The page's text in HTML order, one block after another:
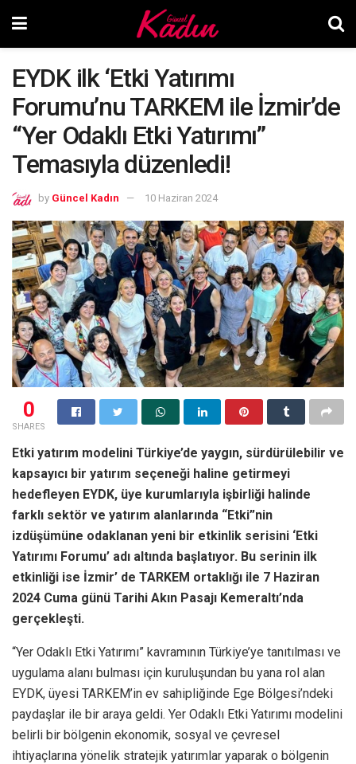
EYDK ilk ‘Etki Yatırımı
Forumu’nu TARKEM ile İzmir’de
“Yer Odaklı Etki Yatırımı”
Temasıyla düzenledi!
by Güncel Kadın 10 Haziran 2024
0
SHARES
Etki yatırım modelini Türkiye’de yaygın, sürdürülebilir ve
kapsayıcı bir yatırım seçeneği haline getirmeyi
hedefleyen EYDK, üye kurumlarıyla işbirliği halinde
farklı sektör ve yatırım alanlarında “Etki”nin
izdüşümüne odaklanan yeni bir etkinlik serisini ‘Etki
Yatırımı Forumu’ adı altında başlatıyor. Bu serinin ilk
etkinliği ise İzmir’ de TARKEM ortaklığı ile 7 Haziran
2024 Cuma günü Tarihi Akın Pasajı Kemeraltı’nda
gerçekleşti.
“Yer Odaklı Etki Yatırımı” kavramının Türkiye’ye tanıtılması ve
uygulama alanı bulması için kuruluşundan bu yana rol alan
EYDK, üyesi TARKEM’in ev sahipliğinde Ege Bölgesi’ndeki
paydaşlar ile bir araya geldi. Yer Odaklı Etki Yatırımı modelini
belirli bir bölgenin ekonomik, sosyal ve çevresel
ihtiyaçlarına yönelik stratejik yatırımlar yaparak o bölgenin